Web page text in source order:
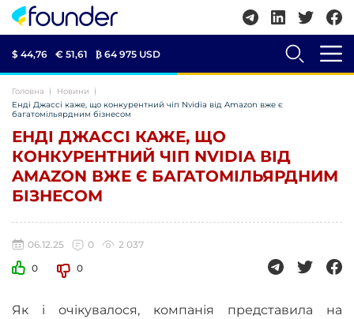
$ 44,76 € 51,61 ₿ 64 975 USD
Головна
Новини
Енді Джассі каже, що конкурентний чіп Nvidia від Amazon вже є
багатомільярдним бізнесом
ЕНДІ ДЖАССІ КАЖЕ, ЩО
КОНКУРЕНТНИЙ ЧІП NVIDIA ВІД
AMAZON ВЖЕ Є БАГАТОМІЛЬЯРДНИМ
БІЗНЕСОМ
06.12.25 0
2 037
0
0
Як і очікувалося, компанія представила на